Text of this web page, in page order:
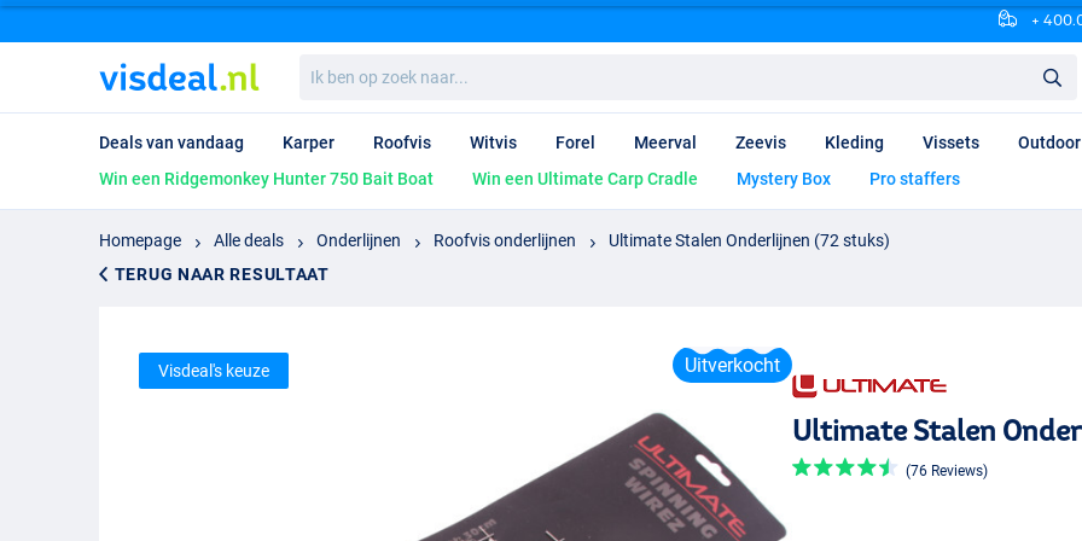
+
ben
op
naar...
Deals van vandaag Karper Roofvis Witvis Forel Meerval Zeevis Kleding Vissets Outdoor
Win een Ridgemonkey Hunter 750 Bait Boat
Win een Ultimate Carp Cradle Mystery Box Pro staffers
Homepage Alle deals Onderlijnen Roofvis onderlijnen
Ultimate Stalen Onderlijnen (72 stuks)
TERUG NAAR RESULTAAT
Uitverkocht
Visdeal's keuze
Ultimate Stalen
(76 Reviews)